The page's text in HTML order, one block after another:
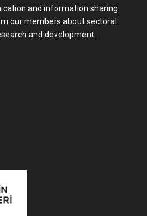
and information sharing
our members about sectoral
and development.